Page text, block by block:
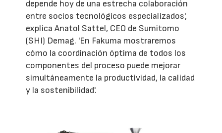
depende hoy de una estrecha colaboración
entre socios tecnológicos especializados',
explica Anatol Sattel, CEO de Sumitomo
(SHI) Demag. 'En Fakuma mostraremos
cómo la coordinación óptima de todos los
componentes del proceso puede mejorar
simultáneamente la productividad, la calidad
y la sostenibilidad'.